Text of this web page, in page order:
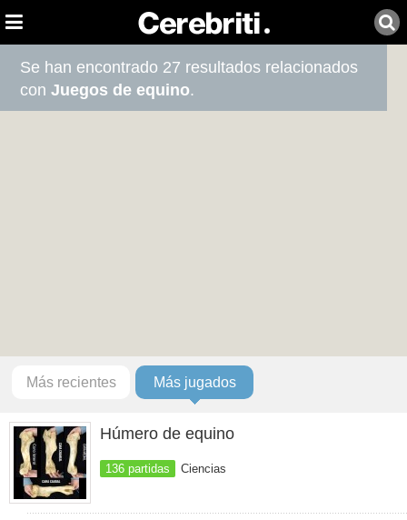
Se han encontrado 27 resultados relacionados
conJuegos de equino.
Más recientes Más jugados
Húmero de equino
136 partidas Ciencias